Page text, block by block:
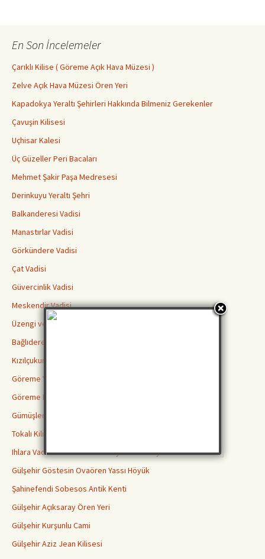
En Son İncelemeler
Çarıklı Kilise ( Göreme Açık Hava Müzesi )
Zelve Açık Hava Müzesi Ören Yeri
Kapadokya Yeraltı Şehirleri Hakkında Bilmeniz Gerekenler
Çavuşin Kilisesi
Uçhisar Kalesi
Üç Güzeller Peri Bacaları
Mehmet Şakir Paşa Medresesi
Derinkuyu Yeraltı Şehri
Balkanderesi Vadisi
Manastırlar Vadisi
Görkündere Vadisi
Çat Vadisi
Güvercinlik Vadisi
Meskendir Vadisi
Üzengi ve Gomeda Vadileri
Bağlıdere Aşk Vadisi
Kızılçukur Vadisi Ortahisar
Göreme Yılanlı Kilisesi
Göreme Karanlık Kilise
Gümüşler Manastırı Niğde
Tokalı Kilise Göreme
Ihlara Vadisi Peristrama Güzelyurt Aksaray
Gülşehir Göstesin Ovaören Yassı Höyük
Şahinefendi Sobesos Antik Kenti
Gülşehir Açıksaray Ören Yeri
Gülşehir Kurşunlu Cami
Gülşehir Aziz Jean Kilisesi